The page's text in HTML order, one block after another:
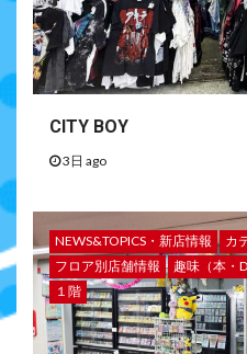
CITY BOY
3日 ago
NEWS&TOPICS・新店情報
カ
フロア別店舗情報
趣味（本・
１階